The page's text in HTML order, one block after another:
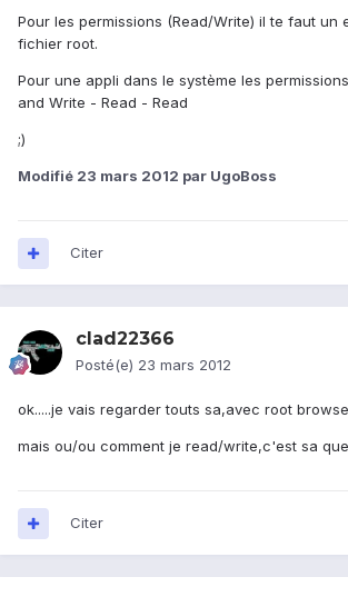
Pour les permissions (Read/Write) il te faut un
fichier root.
Pour une appli dans le système les
and Write - Read - Read
;)
Modifié 23 mars 2012 par UgoBoss
Citer
clad22366
Posté(e) 23 mars 2012
ok.....je vais regarder touts sa,avec root
mais ou/ou comment je read/write,c'est sa
Citer